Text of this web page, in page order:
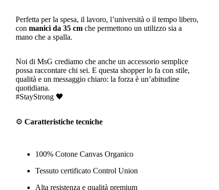
Perfetta per la spesa, il lavoro, l’università o il tempo libero,
con manici da 35 cm che permettono un utilizzo sia a
mano che a spalla.
Noi di MsG crediamo che anche un accessorio semplice
possa raccontare chi sei. E questa shopper lo fa con stile,
qualità e un messaggio chiaro: la forza è un’abitudine
quotidiana.
#StayStrong 🖤
⚙️ Caratteristiche tecniche
100% Cotone Canvas Organico
Tessuto certificato Control Union
Alta resistenza e qualità premium